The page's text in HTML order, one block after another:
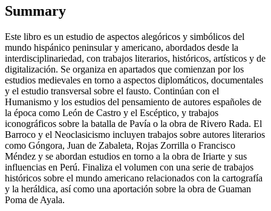
Summary
Este libro es un estudio de aspectos alegóricos y simbólicos del
mundo hispánico peninsular y americano, abordados desde la
interdisciplinariedad, con trabajos literarios, históricos, artísticos y de
digitalización. Se organiza en apartados que comienzan por los
estudios medievales en torno a aspectos diplomáticos, documentales
y el estudio transversal sobre el fausto. Continúan con el
Humanismo y los estudios del pensamiento de autores españoles de
la época como León de Castro y el Escéptico, y trabajos
iconográficos sobre la batalla de Pavía o la obra de Rivero Rada. El
Barroco y el Neoclasicismo incluyen trabajos sobre autores literarios
como Góngora, Juan de Zabaleta, Rojas Zorrilla o Francisco
Méndez y se abordan estudios en torno a la obra de Iriarte y sus
influencias en Perú. Finaliza el volumen con una serie de trabajos
históricos sobre el mundo americano relacionados con la cartografía
y la heráldica, así como una aportación sobre la obra de Guaman
Poma de Ayala.